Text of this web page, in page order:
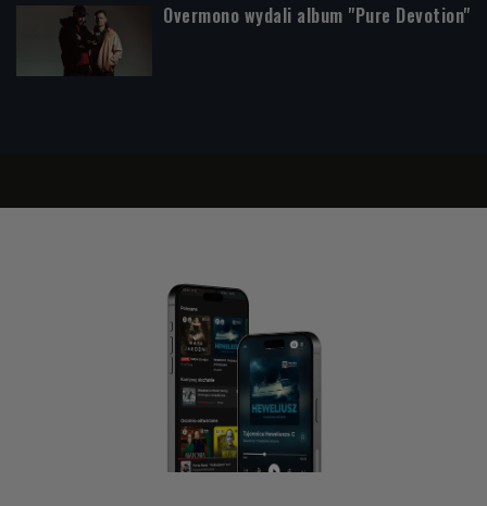
Overmono wydali album "Pure Devotion"